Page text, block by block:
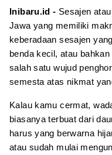
Inibaru.id - Sesajen
Jawa yang memiliki
keberadaan sesajen
benda kecil, atau
salah satu wujud
semesta atas nikmat
Kalau kamu cermat,
biasanya terbuat dari
harus yang berwarna
atau sudah mulai